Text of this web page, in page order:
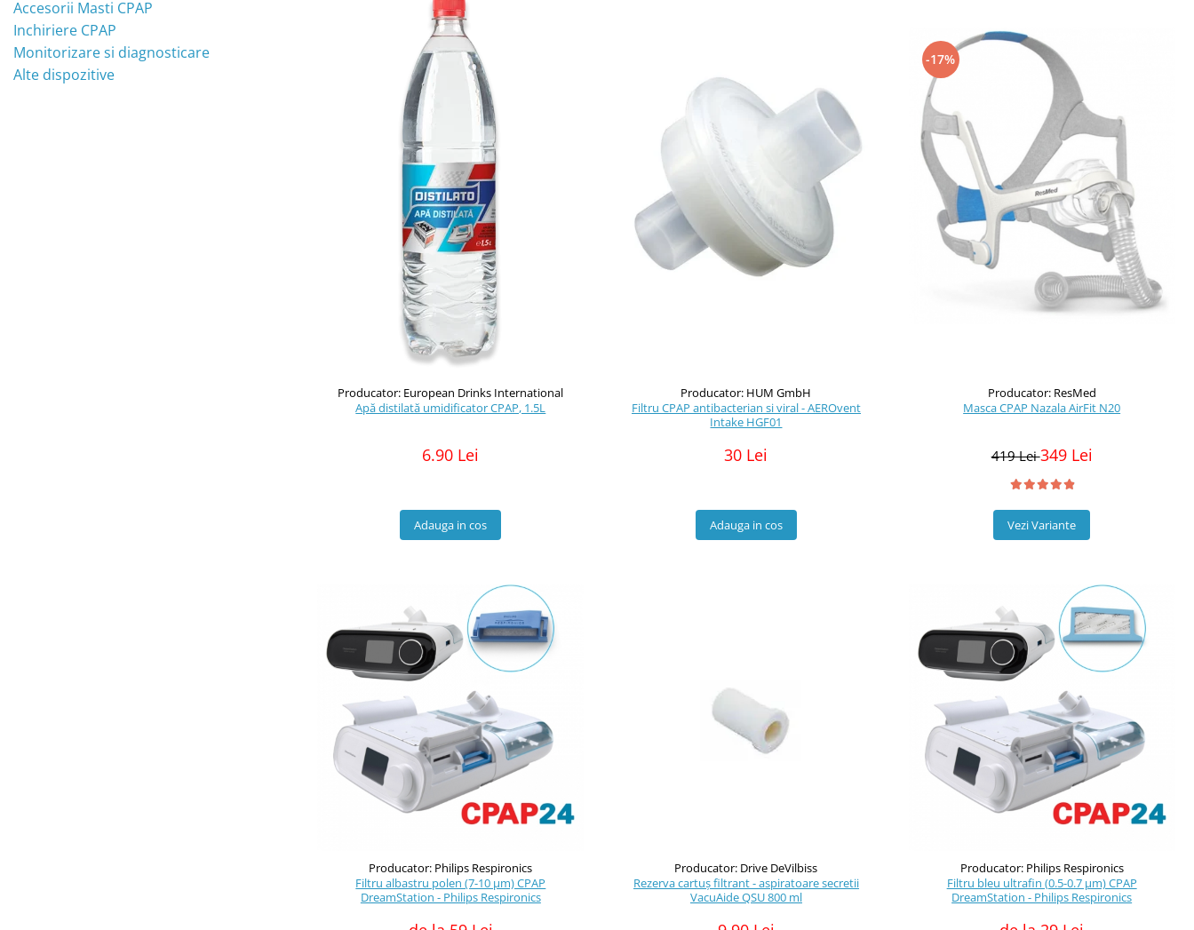
Masti Discontinued (Nu se mai
produc)
Perna CPAP
Blocare/ Fixare barbie
Preventie iritatia pielii
Huse dispozitive
Accesorii Masti CPAP
Inchiriere CPAP
Monitorizare si diagnosticare
Alte dispozitive
Producator: European Drinks International
Apă distilată umidificator CPAP, 1.5L
6.90 Lei
Adauga in cos
Producator: HUM GmbH
Filtru CPAP antibacterian si viral - AEROvent
Intake HGF01
30 Lei
Adauga in cos
-17%
Producator: ResMed
Masca CPAP Nazala AirFit N20
419 Lei349 Lei
Vezi Variante
Producator: Philips Respironics
Filtru albastru polen (7-10 μm) CPAP
DreamStation - Philips Respironics
Producator: Drive DeVilbiss
Rezerva cartuș filtrant - aspiratoare secretii
VacuAide QSU 800 ml
Producator: Philips Respironics
Filtru bleu ultrafin (0.5-0.7 μm) CPAP
DreamStation - Philips Respironics